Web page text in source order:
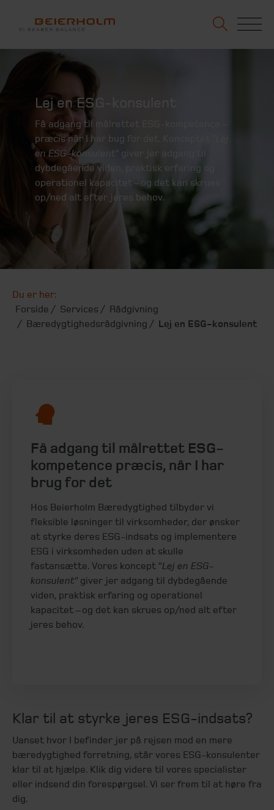
Lej en ESG-konsulent
Få adgang til målrettet ESG-kompetence –
præcis når I har bug for det. Konceptet ”
en ESG-konsulent” giver jer adgang til
dybdegående viden, praktisk erfaring og
operationel kapacitet – og det kan skrues
op/ned alt efter jeres behov.
Du er her:
Forside
Services
Rådgivning
Bæredygtighedsrådgivning
Lej en ESG-konsulent
Få adgang til målrettet ESG-
kompetence præcis, når I har
brug for det
Hos Beierholm Bæredygtighed tilbyder vi
fleksible løsninger til virksomheder, der ønsker
at styrke deres ESG-indsats og implementere
ESG i virksomheden uden at skulle
fastansætte. Vores koncept ”Lej en ESG-
konsulent” giver jer adgang til dybdegående
viden, praktisk erfaring og operationel
kapacitet – og det kan skrues op/ned alt efter
jeres behov.
Klar til at styrke jeres ESG-indsats?
Uanset hvor I befinder jer på rejsen mod en mere
bæredygtighed forretning, står vores ESG-konsulenter
klar til at hjælpe. Klik dig videre til vores specialister
eller indsend din forespørgsel. Vi ser frem til at høre fra
dig.